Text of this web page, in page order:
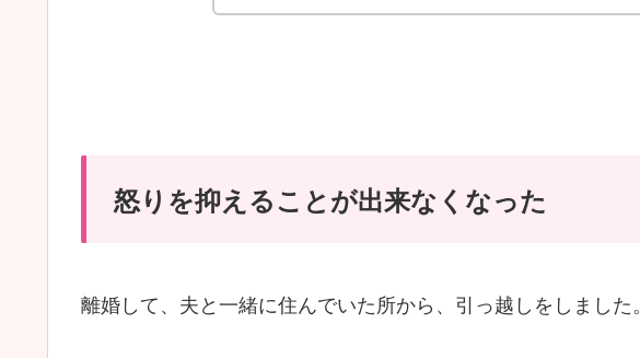
怒りを抑えることが出来なくなった
離婚して、夫と一緒に住んでいた所から、引っ越しをしました。